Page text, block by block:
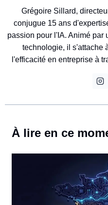
Grégoire Sillard,
conjugue 15 ans
passion pour l'IA. Animé par
technologie, il s'attache
l'efficacité en entreprise à
À lire en ce